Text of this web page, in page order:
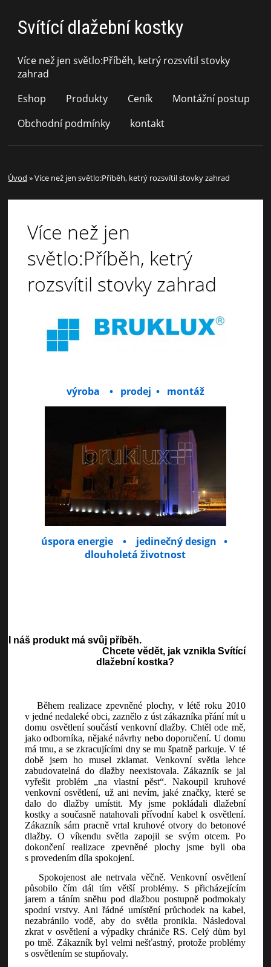
Svítící dlažební kostky
Více než jen světlo:Příběh, ketrý rozsvítil stovky
zahrad
Eshop
Produkty Ceník
Montážní postup
Obchodní podmínky
kontakt
Úvod »Více než jen světlo:Příběh, ketrý rozsvítil stovky zahrad
Více než jen
světlo:Příběh, ketrý
rozsvítil stovky zahrad
výroba •prodej • montáž
úspora energie •jedinečný design •
dlouholetá životnost
I náš produkt má svůj příběh.
Chcete vědět, jak vznikla Svítící
dlažební kostka?
Během realizace zpevněné plochy, v létě roku 2010
v jedné nedaleké obci, zaznělo z úst zákazníka přání mít u
domu osvětlení součástí venkovní dlažby. Chtěl ode mě,
jako odborníka, nějaké návrhy nebo doporučení. U domu
má tmu, a se zkracujícími dny se mu špatně parkuje. V té
době jsem ho musel zklamat. Venkovní světla lehce
zabudovatelná do dlažby neexistovala. Zákazník se jal
vyřešit problém „na vlastní pěst“. Nakoupil kruhové
venkovní osvětlení, už ani nevím, jaké značky, které se
dalo do dlažby umístit. My jsme pokládali dlažební
kostky a současně natahovali přívodní kabel k osvětlení.
Zákazník sám pracně vrtal kruhové otvory do betonové
dlažby. O víkendu světla zapojil se svým otcem. Po
dokončení realizace zpevněné plochy jsme byli oba
s provedením díla spokojení.
Spokojenost ale netrvala věčně. Venkovní osvětlení
působilo čím dál tím větší problémy. S přicházejícím
jarem a táním sněhu pod dlažbou postupně podmokaly
spodní vrstvy. Ani řádné umístění průchodek na kabel,
nezabránilo vodě, aby do světla pronikla. Následoval
zkrat v osvětlení a výpadky chrániče RS. Celý dům byl
po tmě. Zákazník byl velmi nešťastný, protože problémy
s osvětlením se stupňovaly.